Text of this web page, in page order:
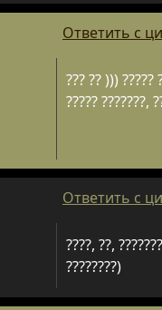
Ответить с
??? ?? ))) ?????
????? ???????,
Ответить с
????, ??,
????????)